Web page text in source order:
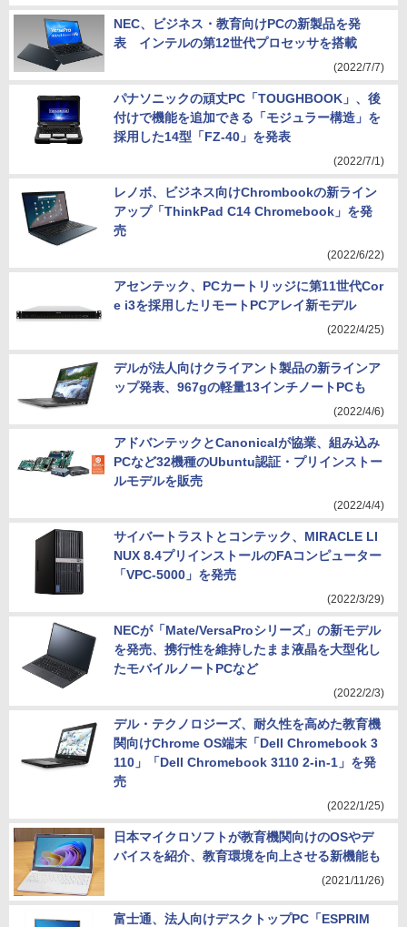
NEC、ビジネス・教育向けPCの新製品を発
表 インテルの第12世代プロセッサを搭載
(2022/7/7)
パナソニックの頑丈PC「TOUGHBOOK」、後
付けで機能を追加できる「モジュラー構造」を
採用した14型「FZ-40」を発表
(2022/7/1)
レノボ、ビジネス向けChrombookの新ライン
アップ「ThinkPad C14 Chromebook」を発
売
(2022/6/22)
アセンテック、PCカートリッジに第11世代Cor
e i3を採用したリモートPCアレイ新モデル
(2022/4/25)
デルが法人向けクライアント製品の新ラインア
ップ発表、967gの軽量13インチノートPCも
(2022/4/6)
アドバンテックとCanonicalが協業、組み込み
PCなど32機種のUbuntu認証・プリインストー
ルモデルを販売
(2022/4/4)
サイバートラストとコンテック、MIRACLE LI
NUX 8.4プリインストールのFAコンピューター
「VPC-5000」を発売
(2022/3/29)
NECが「Mate/VersaProシリーズ」の新モデル
を発売、携行性を維持したまま液晶を大型化し
たモバイルノートPCなど
(2022/2/3)
デル・テクノロジーズ、耐久性を高めた教育機
関向けChrome OS端末「Dell Chromebook 3
110」「Dell Chromebook 3110 2-in-1」を発
売
(2022/1/25)
日本マイクロソフトが教育機関向けのOSやデ
バイスを紹介、教育環境を向上させる新機能も
(2021/11/26)
富士通、法人向けデスクトップPC「ESPRIM